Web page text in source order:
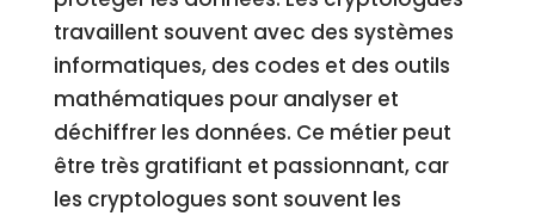
travaillent souvent avec des systèmes
informatiques, des codes et des outils
mathématiques pour analyser et
déchiffrer les données. Ce métier peut
être très gratifiant et passionnant, car
les cryptologues sont souvent les